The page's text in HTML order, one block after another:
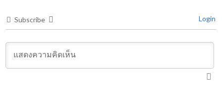
Subscribe Login